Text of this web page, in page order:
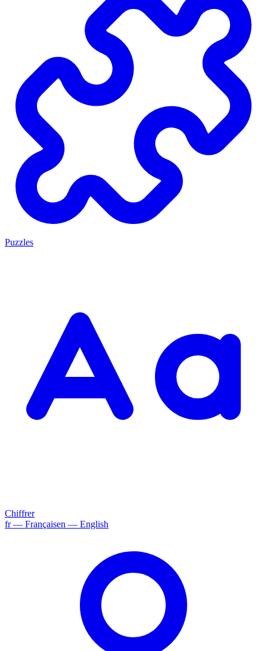
Puzzles
Chiffrer
fr— Françaisen — English